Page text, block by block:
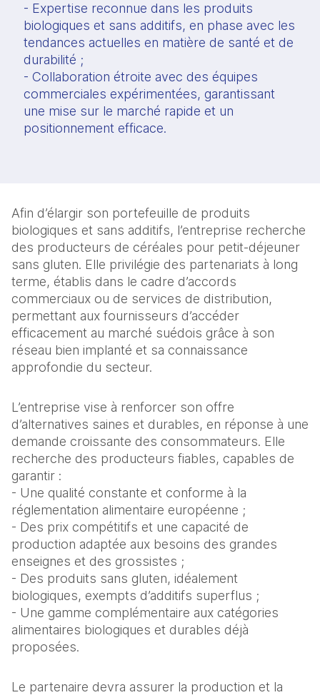
- Expertise reconnue dans les produits
biologiques et sans additifs, en phase avec les
tendances actuelles en matière de santé et de
durabilité ;
- Collaboration étroite avec des équipes
commerciales expérimentées, garantissant
une mise sur le marché rapide et un
positionnement efficace.
Afin d’élargir son portefeuille de produits
biologiques et sans additifs, l’entreprise recherche
des producteurs de céréales pour petit-déjeuner
sans gluten. Elle privilégie des partenariats à long
terme, établis dans le cadre d’accords
commerciaux ou de services de distribution,
permettant aux fournisseurs d’accéder
efficacement au marché suédois grâce à son
réseau bien implanté et sa connaissance
approfondie du secteur.
L’entreprise vise à renforcer son offre
d’alternatives saines et durables, en réponse à une
demande croissante des consommateurs. Elle
recherche des producteurs fiables, capables de
garantir :
- Une qualité constante et conforme à la
réglementation alimentaire européenne ;
- Des prix compétitifs et une capacité de
production adaptée aux besoins des grandes
enseignes et des grossistes ;
- Des produits sans gluten, idéalement
biologiques, exempts d’additifs superflus ;
- Une gamme complémentaire aux catégories
alimentaires biologiques et durables déjà
proposées.
Le partenaire devra assurer la production et la